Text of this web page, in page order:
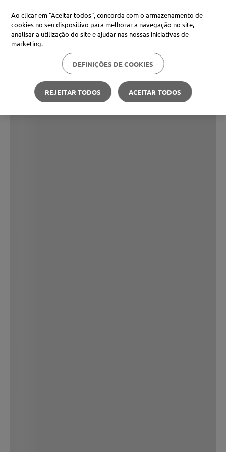
Ao clicar em "Aceitar todos", concorda com o armazenamento de
cookies no seu dispositivo para melhorar a navegação no site,
analisar a utilização do site e ajudar nas nossas iniciativas de
marketing.
DEFINIÇÕES DE COOKIES
REJEITAR TODOS ACEITAR TODOS